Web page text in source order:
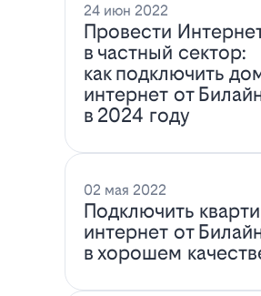
24 июн 2022
Провести
в частный сектор:
как подключить
интернет от
в 2024 году
02 мая 2022
Подключить
интернет от
в хорошем